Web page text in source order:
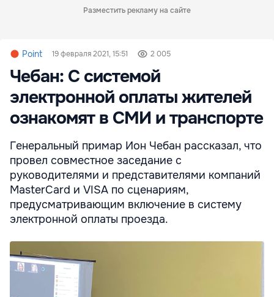
Разместить рекламу на сайте
Point 19 февраля 2021, 15:51 2 005
Чебан: С системой
электронной оплаты жителей
ознакомят в СМИ и транспорте
Генеральный примар Ион Чебан рассказал, что
провел совместное заседание с
руководителями и представителями компаний
MasterCard и VISA по сценариям,
предусматривающим включение в систему
электронной оплаты проезда.